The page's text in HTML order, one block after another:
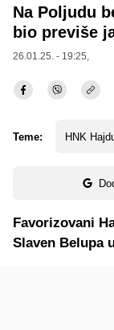
Na Poljudu
bio previše
26.01.25. - 19:25,
Teme: HNK
Favorizovani
Slaven Belupa